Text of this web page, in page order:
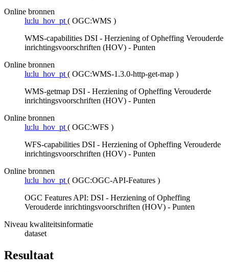
Online bronnen
lu:lu_hov_pt ( OGC:WMS )
WMS-capabilities DSI - Herziening of Opheffing Verouderde
inrichtingsvoorschriften (HOV) - Punten
Online bronnen
lu:lu_hov_pt ( OGC:WMS-1.3.0-http-get-map )
WMS-getmap DSI - Herziening of Opheffing Verouderde
inrichtingsvoorschriften (HOV) - Punten
Online bronnen
lu:lu_hov_pt ( OGC:WFS )
WFS-capabilities DSI - Herziening of Opheffing Verouderde
inrichtingsvoorschriften (HOV) - Punten
Online bronnen
lu:lu_hov_pt ( OGC:OGC-API-Features )
OGC Features API: DSI - Herziening of Opheffing
Verouderde inrichtingsvoorschriften (HOV) - Punten
Niveau kwaliteitsinformatie
dataset
Resultaat